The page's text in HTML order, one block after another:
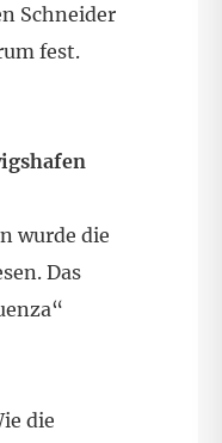
Schneider
fest.
wurde die
Das
die